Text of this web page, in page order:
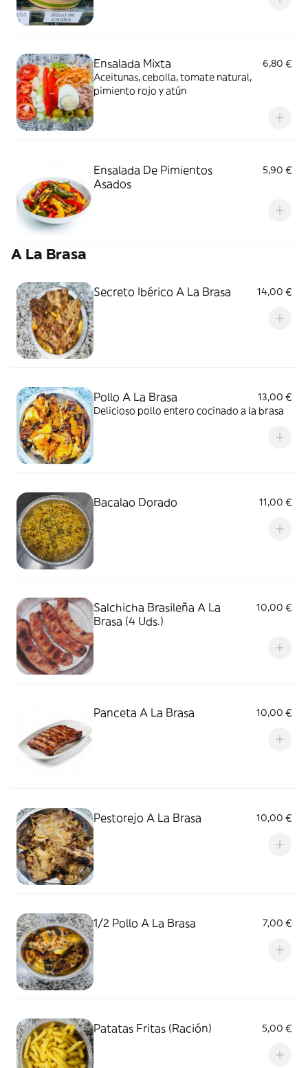
Ensalada Mixta
6,80 €
Aceitunas, cebolla, tomate natural,
pimiento rojo y atún
Ensalada De Pimientos
Asados
5,90 €
A La Brasa
Secreto Ibérico A La Brasa 14,00 €
Pollo A La Brasa
13,00 €
Delicioso pollo entero cocinado a la brasa
Bacalao Dorado 11,00 €
Salchicha Brasileña A La
Brasa (4 Uds.)
10,00 €
Panceta A La Brasa 10,00 €
Pestorejo A La Brasa 10,00 €
1/2 Pollo A La Brasa 7,00 €
Patatas Fritas (Ración) 5,00 €